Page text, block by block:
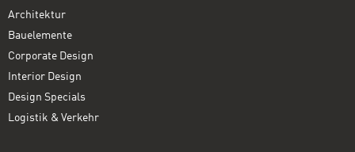
Architektur
Bauelemente
Corporate Design
Interior Design
Design Specials
Logistik & Verkehr